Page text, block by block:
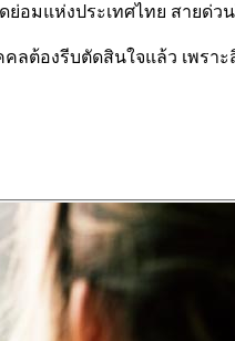
มแห่งประเทศไทย สายด่วน
งรีบตัดสินใจแล้ว เพราะ